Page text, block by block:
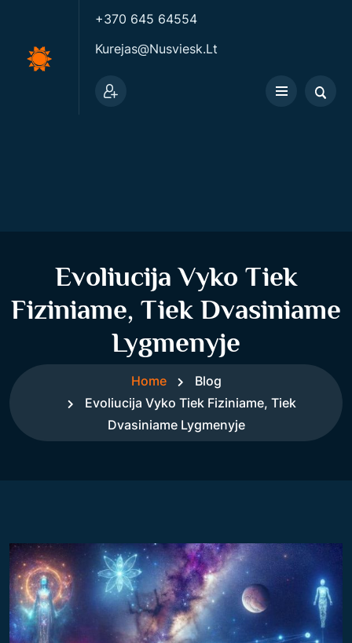
+370 645 64554
Kurejas@nusviesk.lt
Evoliucija Vyko Tiek
Fiziniame, Tiek Dvasiniame
Lygmenyje
Home
Blog
Evoliucija Vyko Tiek Fiziniame, Tiek
Dvasiniame Lygmenyje